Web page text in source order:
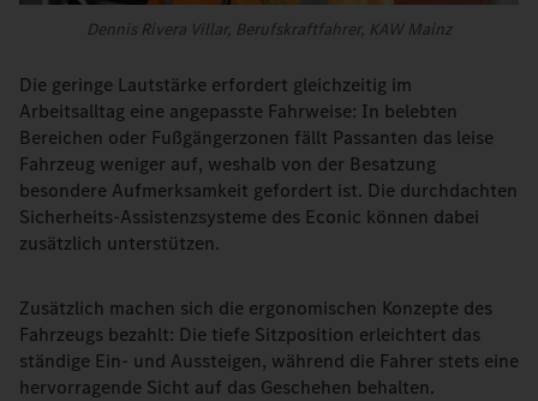
Dennis Rivera Villar, Berufskraftfahrer, KAW Mainz
Die geringe Lautstärke erfordert gleichzeitig im
Arbeitsalltag eine angepasste Fahrweise: In belebten
Bereichen oder Fußgängerzonen fällt Passanten das leise
Fahrzeug weniger auf, weshalb von der Besatzung
besondere Aufmerksamkeit gefordert ist. Die durchdachten
Sicherheits-Assistenzsysteme des Econic können dabei
zusätzlich unterstützen.
Zusätzlich machen sich die ergonomischen Konzepte des
Fahrzeugs bezahlt: Die tiefe Sitzposition erleichtert das
ständige Ein- und Aussteigen, während die Fahrer stets eine
hervorragende Sicht auf das Geschehen behalten.